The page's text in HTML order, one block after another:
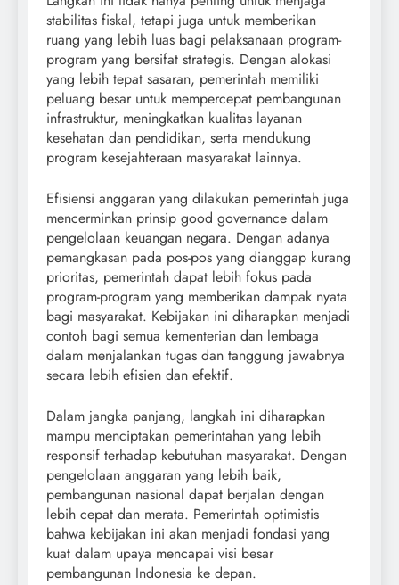
stabilitas fiskal, tetapi juga untuk memberikan
ruang yang lebih luas bagi pelaksanaan program-
program yang bersifat strategis. Dengan alokasi
yang lebih tepat sasaran, pemerintah memiliki
peluang besar untuk mempercepat pembangunan
infrastruktur, meningkatkan kualitas layanan
kesehatan dan pendidikan, serta mendukung
program kesejahteraan masyarakat lainnya.
Efisiensi anggaran yang dilakukan pemerintah juga
mencerminkan prinsip good governance dalam
pengelolaan keuangan negara. Dengan adanya
pemangkasan pada pos-pos yang dianggap kurang
prioritas, pemerintah dapat lebih fokus pada
program-program yang memberikan dampak nyata
bagi masyarakat. Kebijakan ini diharapkan menjadi
contoh bagi semua kementerian dan lembaga
dalam menjalankan tugas dan tanggung jawabnya
secara lebih efisien dan efektif.
Dalam jangka panjang, langkah ini diharapkan
mampu menciptakan pemerintahan yang lebih
responsif terhadap kebutuhan masyarakat. Dengan
pengelolaan anggaran yang lebih baik,
pembangunan nasional dapat berjalan dengan
lebih cepat dan merata. Pemerintah optimistis
bahwa kebijakan ini akan menjadi fondasi yang
kuat dalam upaya mencapai visi besar
pembangunan Indonesia ke depan.